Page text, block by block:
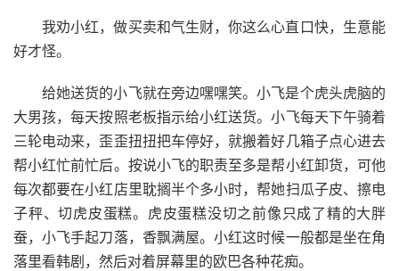
我劝小红，做买卖和气生财，你这么心直口快，生意能
好才怪。
给她送货的小飞就在旁边嘿嘿笑。小飞是个虎头虎脑的
大男孩，每天按照老板指示给小红送货。小飞每天下午骑着
三轮电动来，歪歪扭扭把车停好，就搬着好几箱子点心进去
帮小红忙前忙后。按说小飞的职责至多是帮小红卸货，可他
每次都要在小红店里耽搁半个多小时，帮她扫瓜子皮、擦电
子秤、切虎皮蛋糕。虎皮蛋糕没切之前像只成了精的大胖
蚕，小飞手起刀落，香飘满屋。小红这时候一般都是坐在角
落里看韩剧，然后对着屏幕里的欧巴各种花痴。